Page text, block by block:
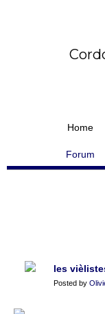
Home
Forum
les
Posted by